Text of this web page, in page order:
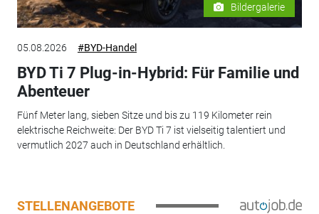
Bildergalerie
05.08.2026 #BYD-Handel
BYD Ti 7 Plug-in-Hybrid: Für Familie und
Abenteuer
Fünf Meter lang, sieben Sitze und bis zu 119 Kilometer rein
elektrische Reichweite: Der BYD Ti 7 ist vielseitig talentiert und
vermutlich 2027 auch in Deutschland erhältlich.
STELLENANGEBOTE